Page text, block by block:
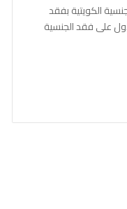
الكويتية بفقد
الأول على فقد الجنسية